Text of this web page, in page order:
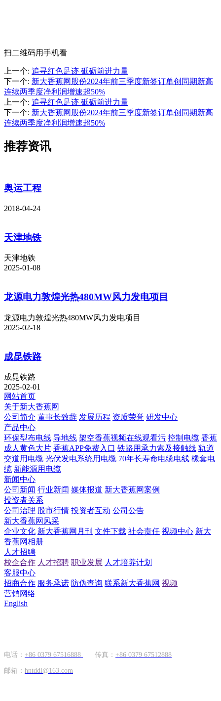
扫二维码用手机看
上一个: 追寻红色足迹 砥砺前进力量
下一个: 新大香蕉网股份2024年前三季度新签订单创同期新高
连续两季度净利润增速超50%
上一个: 追寻红色足迹 砥砺前进力量
下一个: 新大香蕉网股份2024年前三季度新签订单创同期新高
连续两季度净利润增速超50%
推荐资讯
奥运工程
2018-04-24
天津地铁
天津地铁
2025-01-08
龙源电力敦煌光热480MW风力发电项目
龙源电力敦煌光热480MW风力发电项目
2025-02-18
成昆铁路
成昆铁路
2025-02-01
网站首页
关于新大香蕉网
公司简介 董事长致辞 发展历程 资质荣誉 研发中心
产品中心
环保型布电线 导地线 架空香蕉视频在线观看污 控制电缆 香蕉
成人黄色大片 香蕉APP免费入口 铁路用承力索及接触线 轨道
交道用电缆 光伏发电系统用电缆 70年长寿命电缆电线 橡套电
缆 新能源用电缆
新闻中心
公司新闻 行业新闻 媒体报道 新大香蕉网案例
投资者关系
公司治理 股市行情 投资者互动 公司公告
新大香蕉网风采
企业文化 新大香蕉网月刊 文件下载 社会责任 视频中心 新大
香蕉网相册
人才招聘
校企合作 人才招聘 职业发展 人才培养计划
客服中心
招商合作 服务承诺 防伪查询 联系新大香蕉网 视频
营销网络
English
电话： +86 0379 67516888 传真： +86 0379 67512888
邮箱： hntddl@163.com